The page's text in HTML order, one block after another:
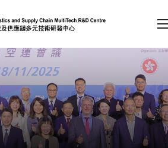
按回车键）
会员登录
A A EN 繁 简